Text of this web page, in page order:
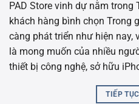
PAD Store vinh dự nằm trong
khách hàng bình chọn Trong
càng phát triển như hiện nay,
là mong muốn của nhiều
thiết bị công nghệ, sở hữu
TIẾP